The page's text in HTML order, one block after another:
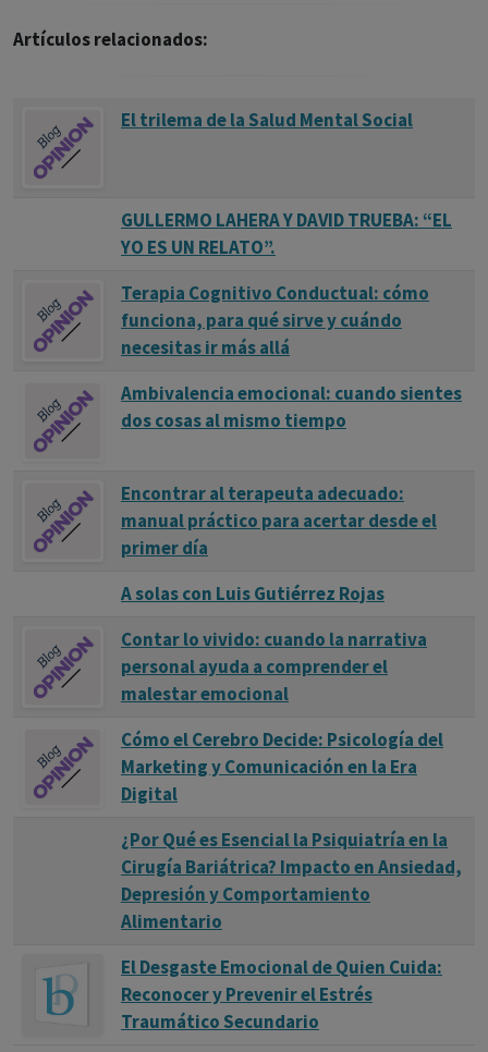
Artículos relacionados:
El trilema de la Salud Mental Social
GULLERMO LAHERA Y DAVID TRUEBA: “EL
YO ES UN RELATO”.
Terapia Cognitivo Conductual: cómo
funciona, para qué sirve y cuándo
necesitas ir más allá
Ambivalencia emocional: cuando sientes
dos cosas al mismo tiempo
Encontrar al terapeuta adecuado:
manual práctico para acertar desde el
primer día
A solas con Luis Gutiérrez Rojas
Contar lo vivido: cuando la narrativa
personal ayuda a comprender el
malestar emocional
Cómo el Cerebro Decide: Psicología del
Marketing y Comunicación en la Era
Digital
¿Por Qué es Esencial la Psiquiatría en la
Cirugía Bariátrica? Impacto en Ansiedad,
Depresión y Comportamiento
Alimentario
El Desgaste Emocional de Quien Cuida:
Reconocer y Prevenir el Estrés
Traumático Secundario